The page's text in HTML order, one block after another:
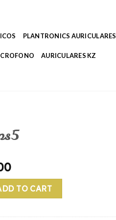
PLANTRONICS AURICULARES
AURICULARES KZ
TO CART